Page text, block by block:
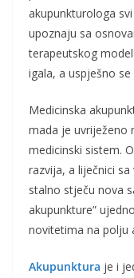
akupunkturologa
upoznaju sa
terapeutskog
igala, a uspješno
Medicinska
mada je uvriježeno
medicinski sistem.
razvija, a liječnici
stalno stječu nova
akupunkture”
novitetima na polju
Akupunktura je i